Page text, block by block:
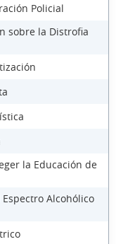
Policial
sobre la Distrofia
la Educación de
Alcohólico